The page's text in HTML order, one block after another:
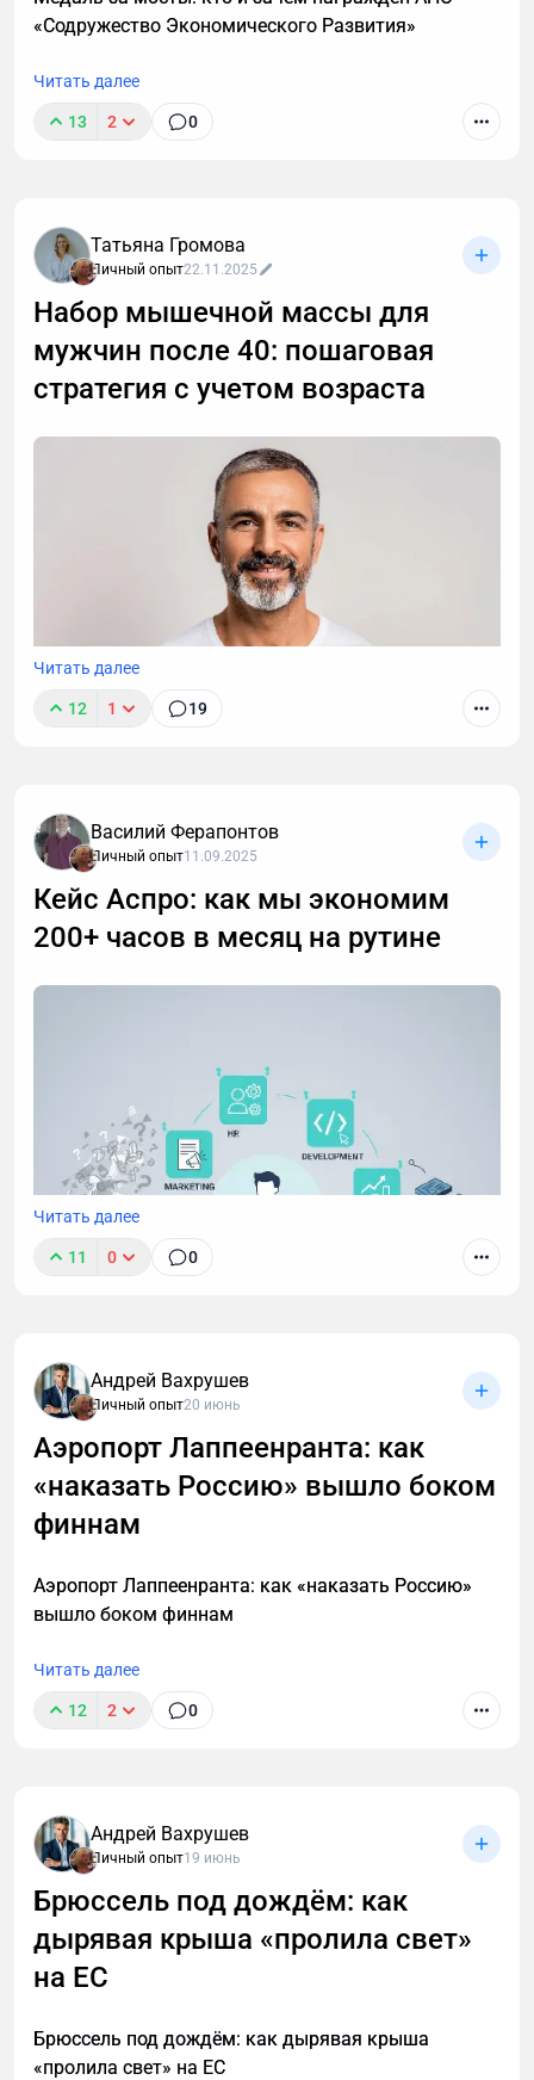
каких случаях этой системы недостаточно и нужен
индивидуальный анализ для выявления причин
«Содружество Экономического Развития»
Читать далее
13 2 0
Татьяна Громова
Личный опыт22.11.2025
Набор мышечной массы для
мужчин после 40: пошаговая
стратегия с учетом возраста
После 40 лет привычные методы тренировок для
пошаговая стратегия для мужчин: как преодолеть
Читать далее
12 1 19
Василий Ферапонтов
Личный опыт11.09.2025
Кейс Аспро: как мы экономим
200+ часов в месяц на рутине
Читать далее
11 0 0
Андрей Вахрушев
Личный опыт20 июнь
Аэропорт Лаппеенранта: как
«наказать Россию» вышло боком
финнам
Аэропорт Лаппеенранта: как «наказать Россию»
вышло боком финнам
Читать далее
12 2 0
Андрей Вахрушев
Личный опыт19 июнь
Брюссель под дождём: как
дырявая крыша «пролила свет»
на ЕС
Брюссель под дождём: как дырявая крыша
«пролила свет» на ЕС